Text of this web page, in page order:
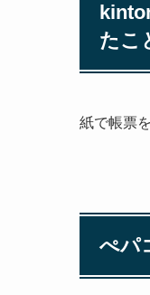
たこ
紙で帳票
ぺパ